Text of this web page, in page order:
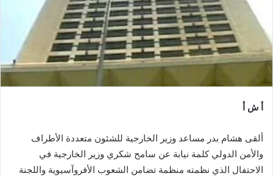
أ ش أ
ألقى هشام بدر مساعد وزير الخارجية للشئون متعددة الأطراف
والأمن الدولي كلمة نيابة عن سامح شكري وزير الخارجية في
الاحتفال الذي نظمته منظمة تضامن الشعوب الأفروآسيوية واللجنة